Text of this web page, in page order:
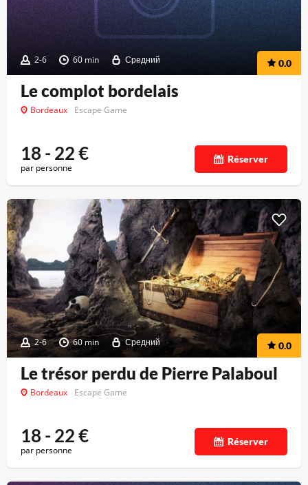
2-6 60 min Средний 0.0
Le complot bordelais
Bordeaux Escape Game
18 - 22€
par personne
Réserver
2-6 60 min Средний 0.0
Le trésor perdu de Pierre Palaboul
Bordeaux Escape Game
18 - 22€
par personne
Réserver